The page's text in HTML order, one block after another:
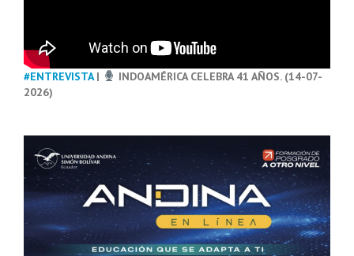
#ENTREVISTA|
INDOAMÉRICA CELEBRA 41 AÑOS. (14-07-
2026)